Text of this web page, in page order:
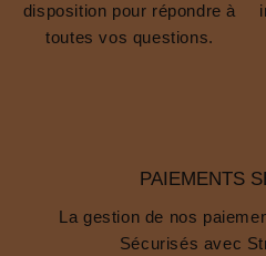
disposition pour répondre à
toutes vos questions.
PAIEMENTS
La gestion de nos
Sécurisés avec